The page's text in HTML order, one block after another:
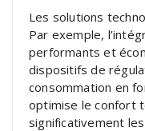
Les solutions
Par exemple,
performants et
dispositifs de
consommation en
optimise le confort
significativement